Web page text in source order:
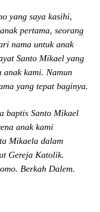
yang saya kasihi,
pertama, seorang
nama untuk anak
Santo Mikael yang
kami. Namun
yang tepat baginya.
baptis Santo Mikael
anak kami
Mikaela dalam
Gereja Katolik.
Berkah Dalem.